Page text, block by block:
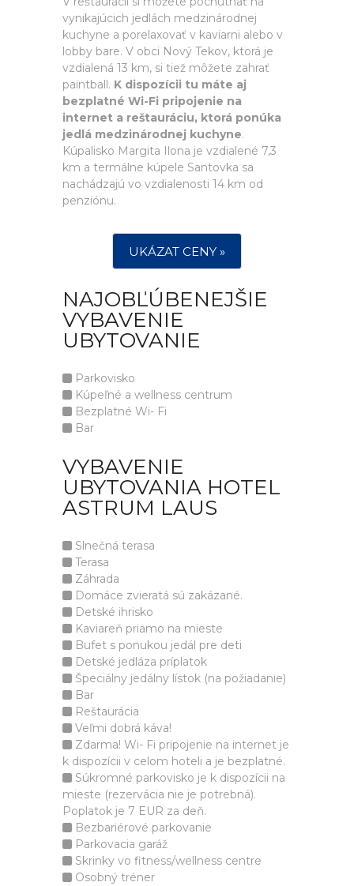
vynikajúcich jedlách medzinárodnej
kuchyne a porelaxovať v kaviarni alebo v
lobby bare. V obci Nový Tekov, ktorá je
vzdialená 13 km, si tiež môžete zahrať
paintball. K dispozícii tu máte aj
bezplatné Wi-Fi pripojenie na
internet a reštauráciu, ktorá ponúka
jedlá medzinárodnej kuchyne.
Kúpalisko Margita Ilona je vzdialené 7,3
km a termálne kúpele Santovka sa
nachádzajú vo vzdialenosti 14 km od
penziónu.
UKÁZAT CENY »
NAJOBĽÚBENEJŠIE
VYBAVENIE
UBYTOVANIE
Parkovisko
Kúpeľné a wellness centrum
Bezplatné Wi- Fi
Bar
VYBAVENIE
UBYTOVANIA HOTEL
ASTRUM LAUS
Slnečná terasa
Terasa
Záhrada
Domáce zvieratá sú zakázané.
Detské ihrisko
Kaviareň priamo na mieste
Bufet s ponukou jedál pre deti
Detské jedláza príplatok
Špeciálny jedálny lístok (na požiadanie)
Bar
Reštaurácia
Veľmi dobrá káva!
Zdarma! Wi- Fi pripojenie na internet je
k dispozícii v celom hoteli a je bezplatné.
Súkromné parkovisko je k dispozícii na
mieste (rezervácia nie je potrebná).
Poplatok je 7 EUR za deň.
Bezbariérové parkovanie
Parkovacia garáž
Skrinky vo fitness/wellness centre
Osobný tréner